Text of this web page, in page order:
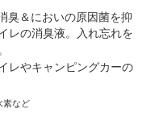
臭＆においの原因菌を抑
レの消臭液。入れ忘れを
レやキャンピングカーの
素など